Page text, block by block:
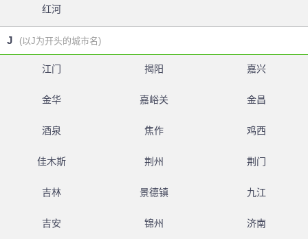
红河
J (以J为开头的城市名)
江门 揭阳 嘉兴
金华 嘉峪关 金昌
酒泉 焦作 鸡西
佳木斯 荆州 荆门
吉林 景德镇 九江
吉安 锦州 济南